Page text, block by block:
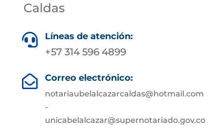
Caldas
 Líneas de atención:
+57 314 596 4899
 Correo electrónico:
notariaubelalcazarcaldas@hotmail.com
-
unicabelalcazar@supernotariado.gov.co